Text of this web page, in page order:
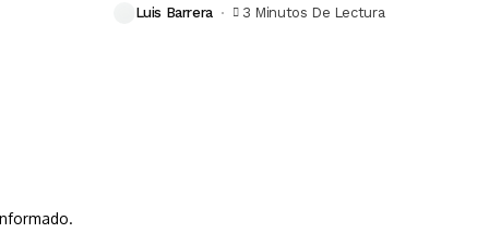
Luis Barrera 3 Minutos De Lectura